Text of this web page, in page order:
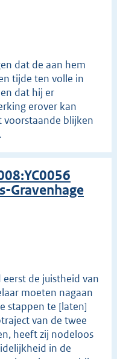
dat de aan hem
tijde ten volle in
dat hij er
erover kan
voorstaande blijken
Gravenhage
de juistheid van
moeten nagaan
stappen te [laten]
van de twee
heeft zij nodeloos
in de